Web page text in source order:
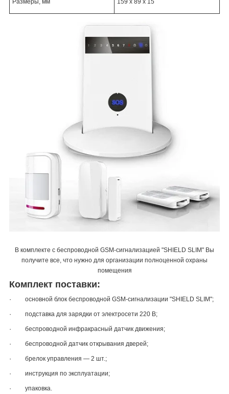
Размеры, мм 159 х 89 х 15
В комплекте с беспроводной GSM-сигнализацией "SHIELD SLIM" Вы
получите все, что нужно для организации полноценной охраны
помещения
Комплект поставки:
· основной блок беспроводной GSM-сигнализации "SHIELD SLIM";
· подставка для зарядки от электросети 220 В;
· беспроводной инфракрасный датчик движения;
· беспроводной датчик открывания дверей;
· брелок управления — 2 шт.;
· инструкция по эксплуатации;
· упаковка.